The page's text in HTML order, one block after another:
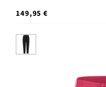
149,95 €